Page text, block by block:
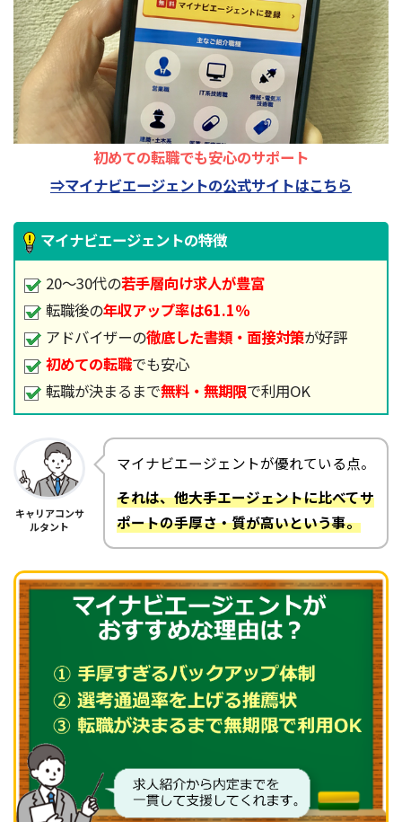
初めての転職でも安心のサポート
⇒マイナビエージェントの公式サイトはこちら
マイナビエージェントの特徴
20～30代の若手層向け求人が豊富
転職後の年収アップ率は61.1％
アドバイザーの徹底した書類・面接対策が好評
初めての転職でも安心
転職が決まるまで無料・無期限で利用OK
キャリアコンサ
ルタント
マイナビエージェントが優れている点。
それは、他大手エージェントに比べてサ
ポートの手厚さ・質が高いという事。